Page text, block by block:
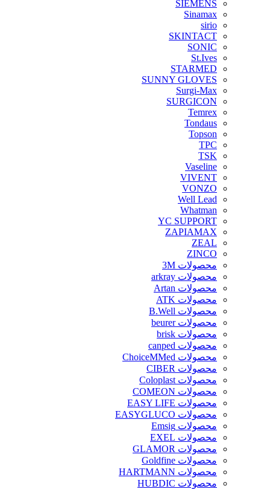
SIEMENS
Sinamax
sirio
SKINTACT
SONIC
St.Ives
STARMED
SUNNY GLOVES
Surgi-Max
SURGICON
Temrex
Tondaus
Topson
TPC
TSK
Vaseline
VIVENT
VONZO
Well Lead
Whatman
YC SUPPORT
ZAPIAMAX
ZEAL
ZINCO
محصولات 3M
محصولات arkray
محصولات Artan
محصولات ATK
محصولات B.Well
محصولات beurer
محصولات brisk
محصولات canped
محصولات ChoiceMMed
محصولات CIBER
محصولات Coloplast
محصولات COMEON
محصولات EASY LIFE
محصولات EASYGLUCO
محصولات Emsig
محصولات EXEL
محصولات GLAMOR
محصولات Goldfine
محصولات HARTMANN
محصولات HUBDIC